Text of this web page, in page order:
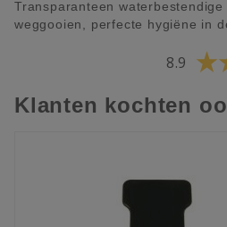
Transparanteen
weggooien, perfecte hygiëne in
8.9
Klanten kochten